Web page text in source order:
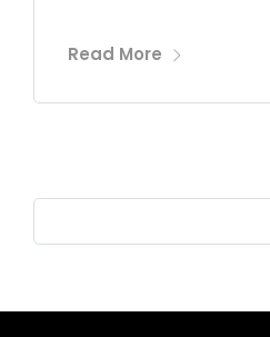
Read More